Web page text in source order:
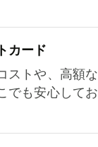
カード
ストや、高額な
でも安心してお